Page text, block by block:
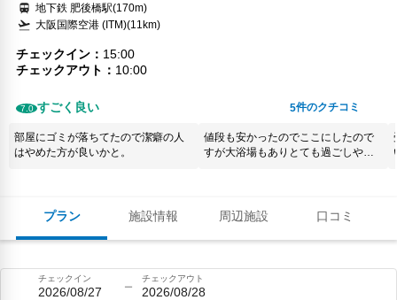
プラン 施設情報 周辺施設 口コミ
地下鉄 肥後橋駅(170m)
大阪国際空港 (ITM)(11km)
チェックイン
15:00
チェックアウト
10:00
7.0 すごく良い 5件のクチコミ
部屋にゴミが落ちてたので潔癖の人
はやめた方が良いかと。
値段も安かったのでここにしたので
すが大浴場もありとても過ごしやす
チェックイン
2026/08/27
チェックアウト
2026/08/28